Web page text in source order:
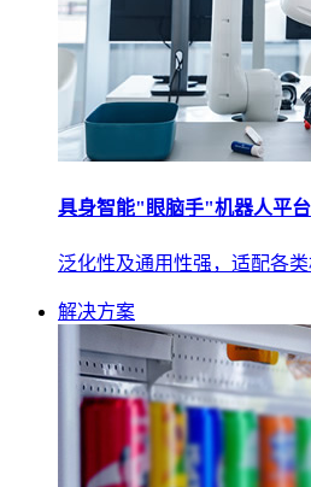
具身智能"眼脑手"机器人平台
泛化性及通用性强，适配各
解决方案